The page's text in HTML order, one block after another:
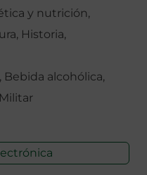
y nutrición,
Historia,
Bebida alcohólica,